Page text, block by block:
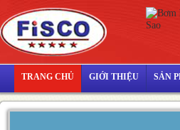
TRANG CHỦ GIỚI THIỆU SẢN